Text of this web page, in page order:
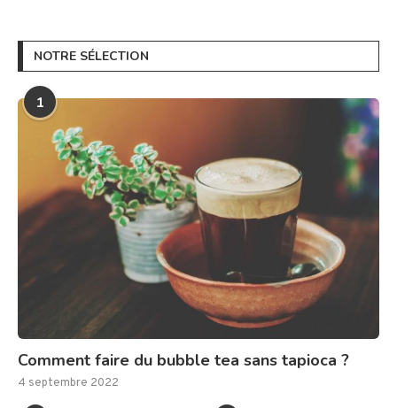
NOTRE SÉLECTION
1
Comment faire du bubble tea sans tapioca ?
4 septembre 2022